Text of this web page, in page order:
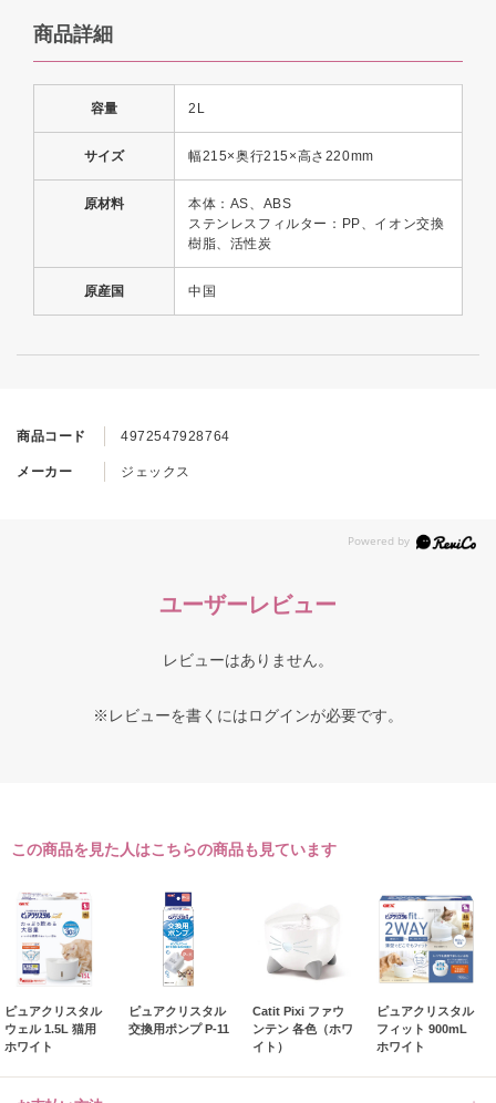
商品コード 4972547928764
メーカー ジェックス
商品詳細
容量 2L
サイズ 幅215×奥行215×高さ220mm
原材料
本体：AS、ABS
ステンレスフィルター：PP、イオン交換
樹脂、活性炭
原産国 中国
ユーザーレビュー
レビューはありません。
※レビューを書くにはログインが必要です。
この商品を見た人はこちらの商品も見ています
ピュアクリスタル
ウェル 1.5L 猫用
ホワイト
ピュアクリスタル
交換用ポンプ P-11
Catit Pixi ファウ
ンテン 各色（ホワ
イト）
ピュアクリスタル
フィット 900mL
ホワイト